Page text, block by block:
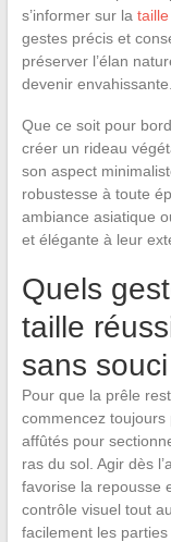
s’informer sur la
gestes précis et
préserver l’élan
devenir envahissante.
Que ce soit pour
créer un rideau
son aspect
robustesse à toute
ambiance asiatique
et élégante à leur
Quels
taille
sans
Pour que la prêle
commencez
affûtés pour
ras du sol. Agir dès
favorise la repousse
contrôle visuel tout
facilement les parties